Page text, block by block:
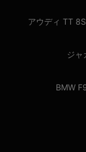
アウディ TT
ジャ
BMW